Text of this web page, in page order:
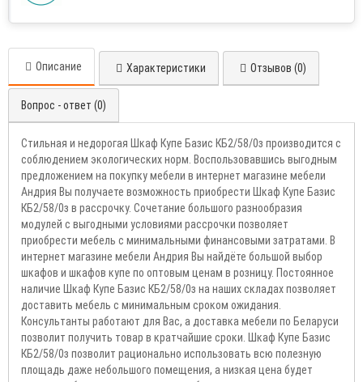
Описание Характеристики Отзывов (0)
Вопрос - ответ (0)
Стильная и недорогая Шкаф Купе Базис КБ2/58/0з производится с
соблюдением экологических норм. Воспользовавшись выгодным
предложением на покупку мебели в интернет магазине мебели
Андрия Вы получаете возможность приобрести Шкаф Купе Базис
КБ2/58/0з в рассрочку. Сочетание большого разнообразия
модулей с выгодными условиями рассрочки позволяет
приобрести мебель с минимальными финансовыми затратами. В
интернет магазине мебели Андрия Вы найдёте большой выбор
шкафов и шкафов купе по оптовым ценам в розницу. Постоянное
наличие Шкаф Купе Базис КБ2/58/0з на наших складах позволяет
доставить мебель с минимальным сроком ожидания.
Консультанты работают для Вас, а доставка мебели по Беларуси
позволит получить товар в кратчайшие сроки. Шкаф Купе Базис
КБ2/58/0з позволит рационально использовать всю полезную
площадь даже небольшого помещения, а низкая цена будет